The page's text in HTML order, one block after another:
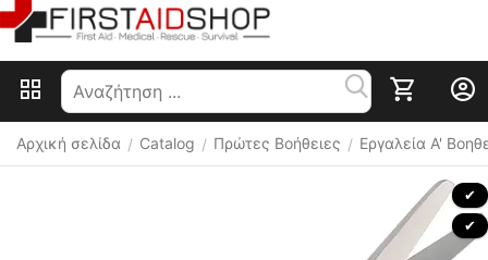
Αρχική σελίδα / Catalog / Πρώτες Βοήθειες / Εργαλεία Α'
✔
✔